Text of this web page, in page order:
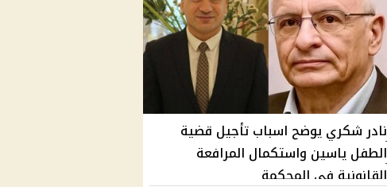
نادر شكري يوضح اسباب تأجيل قضية
الطفل ياسين واستكمال المرافعة
القانونية في المحكمة